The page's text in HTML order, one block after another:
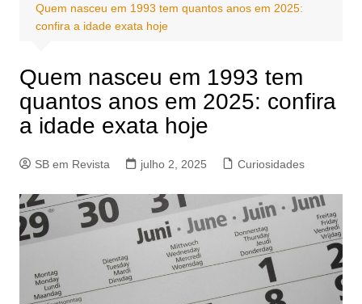
Quem nasceu em 1993 tem quantos anos em 2025:
confira a idade exata hoje
Quem nasceu em 1993 tem
quantos anos em 2025: confira
a idade exata hoje
SB em Revista julho 2, 2025 Curiosidades